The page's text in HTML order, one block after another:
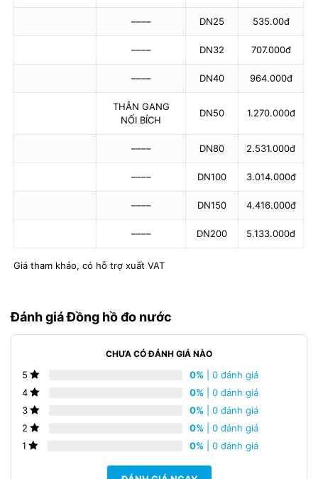
–––– DN25 535.00đ
–––– DN32 707.000đ
–––– DN40 964.000đ
THÂN GANG
NỐI BÍCH
DN50 1.270.000đ
–––– DN80 2.531.000đ
–––– DN100 3.014.000đ
–––– DN150 4.416.000đ
–––– DN200 5.133.000đ
Giá tham khảo, có hỗ trợ xuất VAT
Đánh giá Đồng hồ đo nước
CHƯA CÓ ĐÁNH GIÁ NÀO
5 0% | 0 đánh giá
4
0% | 0 đánh giá
3
0% | 0 đánh giá
2
0% | 0 đánh giá
1
0% | 0 đánh giá